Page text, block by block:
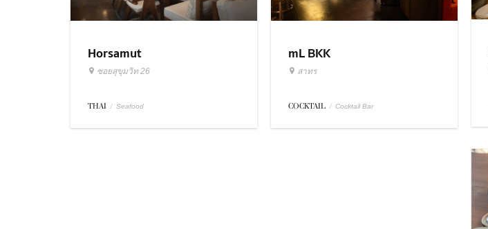
Horsamut
ซอยสุขุมวิท 26
THAI / Seafood
mL BKK
สาทร
COCKTAIL / Cocktail Bar